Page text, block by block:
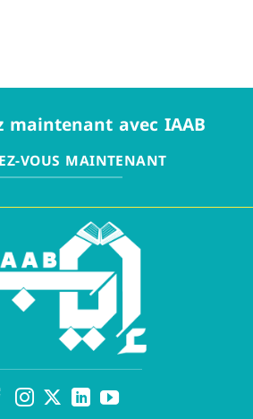
maintenant avec IAAB
VOUS MAINTENANT